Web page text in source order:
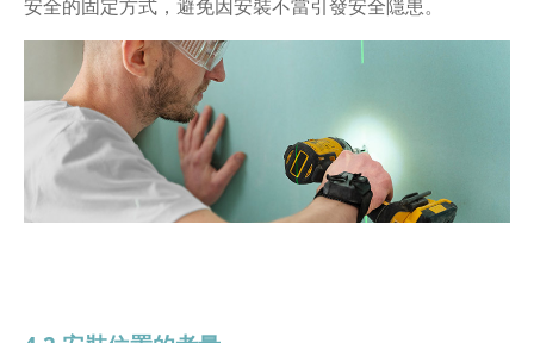
安全的固定方式，避免因安裝不當引發安全隱患。